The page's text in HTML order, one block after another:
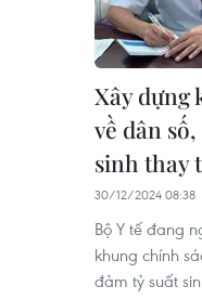
Xây dựng
về dân
sinh thay
30/12/2024 08:38
Bộ Y tế đang
khung chính
đảm tỷ suất